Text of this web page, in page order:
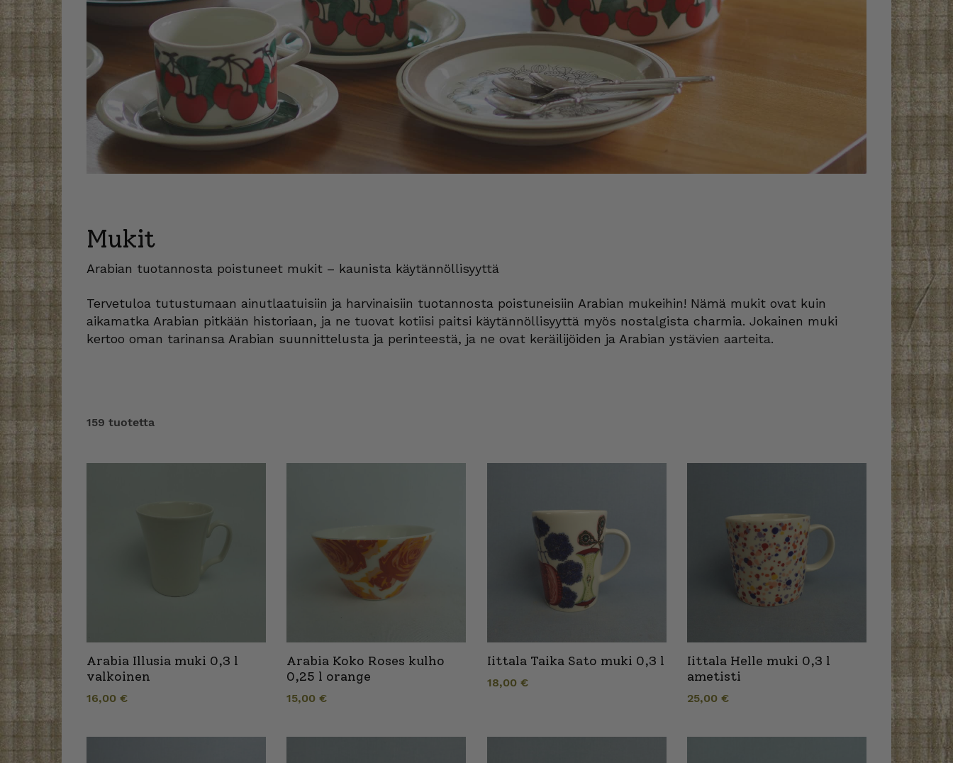
Mukit
Arabian tuotannosta poistuneet mukit – kaunista käytännöllisyyttä
Tervetuloa tutustumaan ainutlaatuisiin ja harvinaisiin tuotannosta poistuneisiin Arabian mukeihin! Nämä mukit ovat kuin
aikamatka Arabian pitkään historiaan, ja ne tuovat kotiisi paitsi käytännöllisyyttä myös nostalgista charmia. Jokainen muki
kertoo oman tarinansa Arabian suunnittelusta ja perinteestä, ja ne ovat keräilijöiden ja Arabian ystävien aarteita.
159 tuotetta
Arabia Illusia muki 0,3 l
valkoinen
16,00 €
Arabia Koko Roses kulho
0,25 l orange
15,00€
Iittala Taika Sato muki 0,3 l
18,00 €
Iittala Helle muki 0,3 l
ametisti
25,00 €